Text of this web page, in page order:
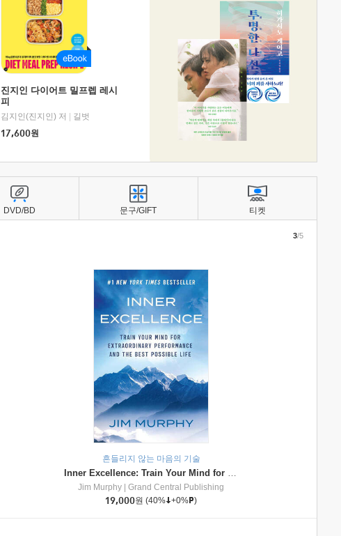
진지인 다이어트 밀프렙 레시
피
김지인(진지인) 저
길벗
17,600원
흔들리지 않는 마음의 기술
Inner Excellence: Train Your Mind for Extraordinary Performance and the Best Possible Life
Jim Murphy
Grand Central Publishing
19,000원 (40% +0% )
3/5
DVD/BD 문구/GIFT 티켓